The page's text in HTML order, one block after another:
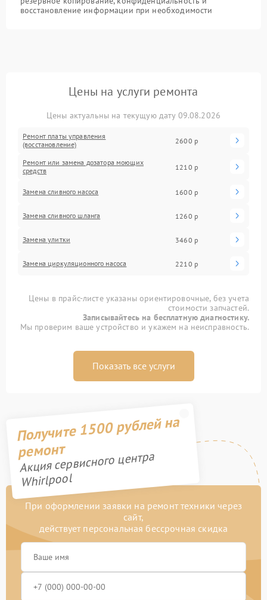
восстановление информации при необходимости
Цены на услуги ремонта
Цены актуальны на текущую дату 09.08.2026
Ремонт платы управления
(восстановление)
2600 р
Ремонт или замена дозатора моющих
средств
1210 р
Замена сливного насоса 1600 р
Замена сливного шланга 1260 р
Замена улитки 3460 р
Замена циркуляционного насоса 2210 р
Цены в прайс-листе указаны ориентировочные, без учета
стоимости запчастей.
Записывайтесь на бесплатную диагностику.
Мы проверим ваше устройство и укажем на неисправность.
Показать все услуги
Получите 1500 рублей на
ремонт
Акция сервисного центра
Whirlpool
При оформлении заявки на ремонт техники через
сайт,
действует персональная бессрочная скидка